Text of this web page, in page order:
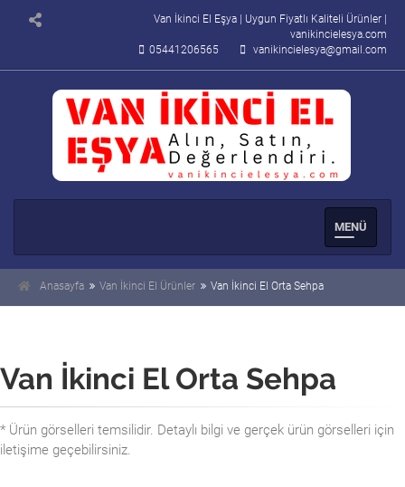
Van İkinci El Eşya | Uygun Fiyatlı Kaliteli Ürünler |
vanikincielesya.com
05441206565
vanikincielesya@gmail.com
Men�
Anasayfa Van İkinci El Ürünler Van İkinci El Orta Sehpa
Van İkinci El Orta Sehpa
* Ürün görselleri temsilidir. Detaylı bilgi ve gerçek ürün görselleri için
iletişime geçebilirsiniz.